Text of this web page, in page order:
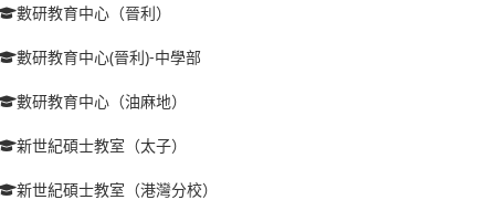
數研教育中心（晉利）
數研教育中心(晉利)-中學部
數研教育中心（油麻地）
新世紀碩士教室（太子）
新世紀碩士教室（港灣分校）